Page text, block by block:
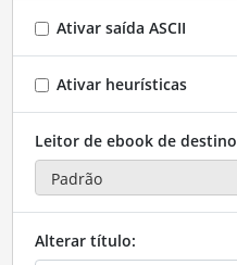
Ativar saída ASCII
Ativar heurísticas
Leitor de ebook de destino
Alterar título: